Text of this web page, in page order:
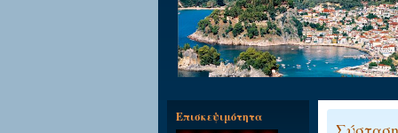
Επισκεψιμότητα